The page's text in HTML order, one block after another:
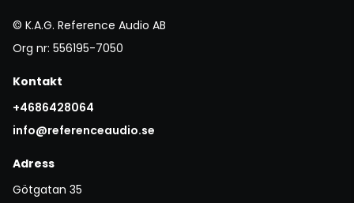
© K.A.G. Reference Audio AB
Org nr: 556195-7050
Kontakt
+4686428064
info@referenceaudio.se
Adress
Götgatan 35